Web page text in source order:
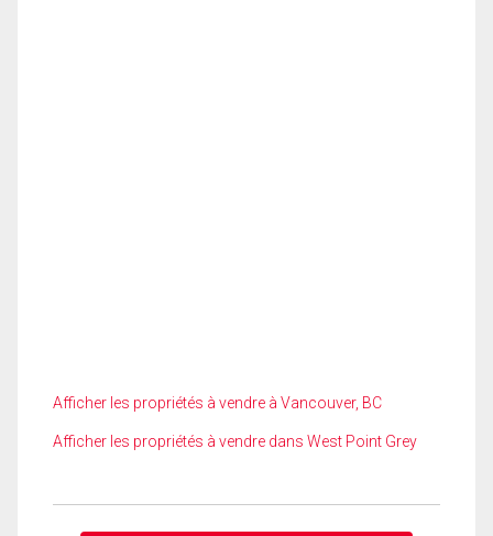
Afficher les propriétés à vendre à Vancouver, BC
Afficher les propriétés à vendre dans West Point Grey